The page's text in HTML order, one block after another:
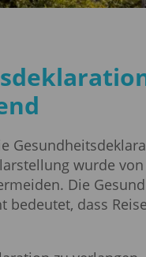
wurde
Die
dass